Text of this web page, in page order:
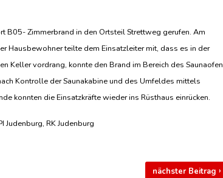
Zimmerbrand in den Ortsteil Strettweg gerufen. Am
Hausbewohner teilte dem Einsatzleiter mit, dass es in der
Keller vordrang, konnte den Brand im Bereich des Saunaofen
Kontrolle der Saunakabine und des Umfeldes mittels
konnten die Einsatzkräfte wieder ins Rüsthaus einrücken.
Judenburg, RK Judenburg
nächster Beitrag›